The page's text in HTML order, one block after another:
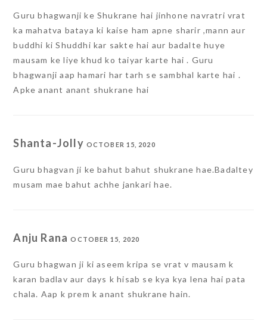
Guru bhagwanji ke Shukrane hai jinhone navratri vrat
ka mahatva bataya ki kaise ham apne sharir ,mann aur
buddhi ki Shuddhi kar sakte hai aur badalte huye
mausam ke liye khud ko taiyar karte hai . Guru
bhagwanji aap hamari har tarh se sambhal karte hai .
Apke anant anant shukrane hai
Shanta-JollyOCTOBER 15, 2020
Guru bhagvan ji ke bahut bahut shukrane hae.Badaltey
musam mae bahut achhe jankari hae.
Anju RanaOCTOBER 15, 2020
Guru bhagwan ji ki aseem kripa se vrat v mausam k
karan badlav aur days k hisab se kya kya lena hai pata
chala. Aap k prem k anant shukrane hain.